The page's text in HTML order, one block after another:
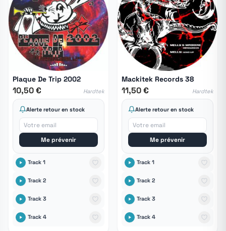
Plaque De Trip 2002
10,50 € Hardtek
Alerte retour en stock
Me prévenir
Track 1
Track 2
Track 3
Track 4
Mackitek Records 38
11,50 € Hardtek
Alerte retour en stock
Me prévenir
Track 1
Track 2
Track 3
Track 4